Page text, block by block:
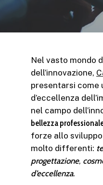
Nel vasto mondo
dell’innovazione,
presentarsi come
d’eccellenza
nel campo
bellezza
forze allo
molto differenti:
progettazione,
d’eccellenza.